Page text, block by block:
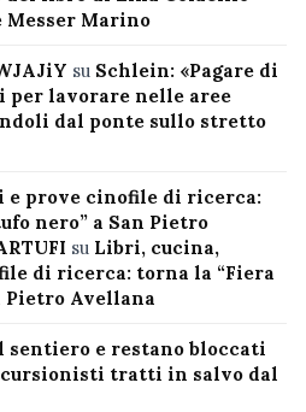
Messer Marino
su Schlein: «Pagare di
per lavorare nelle aree
dal ponte sullo stretto
e prove cinofile di ricerca:
nero” a San Pietro
su Libri, cucina,
di ricerca: torna la “Fiera
Pietro Avellana
sentiero e restano bloccati
tratti in salvo dal